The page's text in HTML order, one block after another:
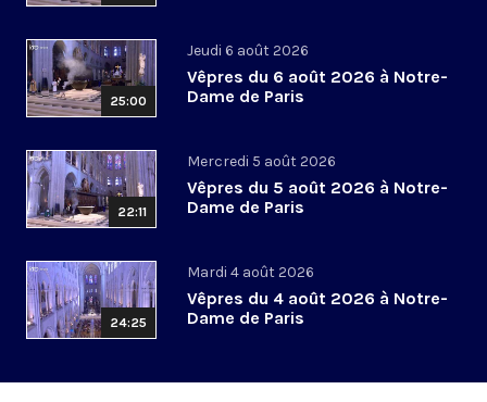
25:00
Jeudi 6 août 2026
Vêpres du 6 août 2026 à Notre-
Dame de Paris
22:11
Mercredi 5 août 2026
Vêpres du 5 août 2026 à Notre-
Dame de Paris
24:25
Mardi 4 août 2026
Vêpres du 4 août 2026 à Notre-
Dame de Paris